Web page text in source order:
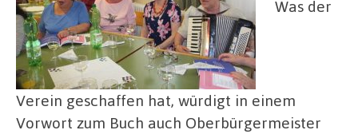
Was der
Verein geschaffen hat, würdigt in einem
Vorwort zum Buch auch Oberbürgermeister